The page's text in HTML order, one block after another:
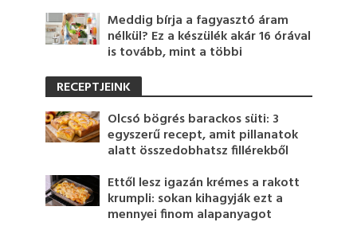
Meddig bírja a fagyasztó áram
nélkül? Ez a készülék akár 16 órával
is tovább, mint a többi
RECEPTJEINK
Olcsó bögrés barackos süti: 3
egyszerű recept, amit pillanatok
alatt összedobhatsz fillérekből
Ettől lesz igazán krémes a rakott
krumpli: sokan kihagyják ezt a
mennyei finom alapanyagot